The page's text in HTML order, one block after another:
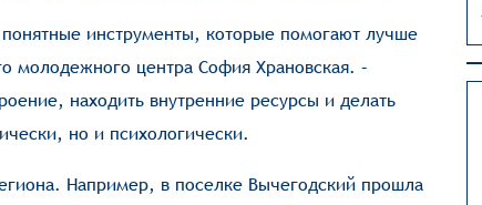
инструменты, которые помогают лучше
молодежного центра София Храновская. –
находить внутренние ресурсы и делать
но и психологически.
Например, в поселке Вычегодский прошла